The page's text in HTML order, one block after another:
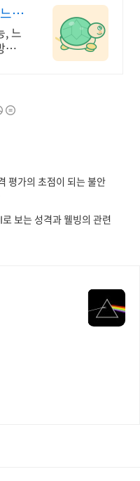
린
, 느
향
평가의 초점이 되는 불안
로 보는 성격과 웰빙의 관련